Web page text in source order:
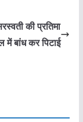
की प्रतिमा
में बांध कर पिटाई